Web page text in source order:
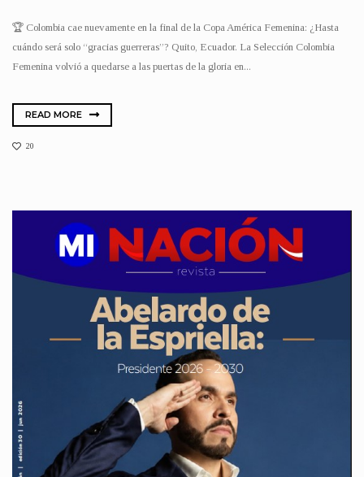
🏆 Colombia cae nuevamente en la final de la Copa América Femenina: ¿Hasta
cuándo será solo “gracias guerreras”? Quito, Ecuador. La Selección Colombia
Femenina volvió a quedarse a las puertas de la gloria en...
READ MORE
20